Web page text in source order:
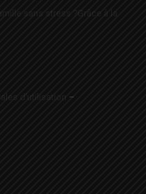
sans stress ?Grâce à la
d’utilisation –